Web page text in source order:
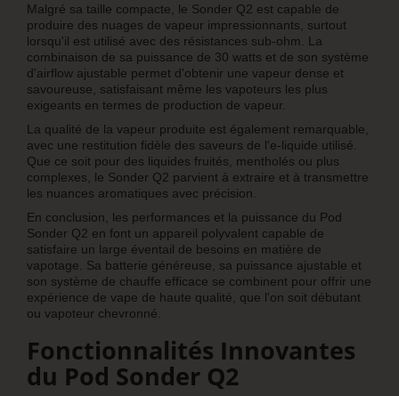
Malgré sa taille compacte, le Sonder Q2 est capable de
produire des nuages de vapeur impressionnants, surtout
lorsqu'il est utilisé avec des résistances sub-ohm. La
combinaison de sa puissance de 30 watts et de son système
d'airflow ajustable permet d'obtenir une vapeur dense et
savoureuse, satisfaisant même les vapoteurs les plus
exigeants en termes de production de vapeur.
La qualité de la vapeur produite est également remarquable,
avec une restitution fidèle des saveurs de l'e-liquide utilisé.
Que ce soit pour des liquides fruités, mentholés ou plus
complexes, le Sonder Q2 parvient à extraire et à transmettre
les nuances aromatiques avec précision.
En conclusion, les performances et la puissance du Pod
Sonder Q2 en font un appareil polyvalent capable de
satisfaire un large éventail de besoins en matière de
vapotage. Sa batterie généreuse, sa puissance ajustable et
son système de chauffe efficace se combinent pour offrir une
expérience de vape de haute qualité, que l'on soit débutant
ou vapoteur chevronné.
Fonctionnalités Innovantes
du Pod Sonder Q2